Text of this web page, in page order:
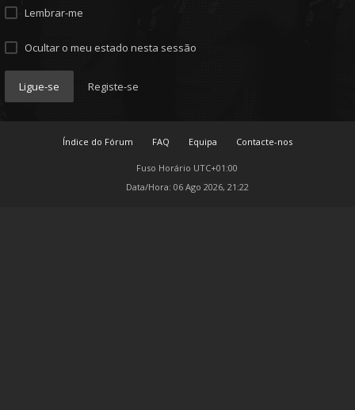
Lembrar-me
Ocultar o meu estado nesta sessão
Ligue-se Registe-se
Índice do Fórum FAQ Equipa Contacte-nos
Fuso Horário UTC+01:00
Data/Hora: 06 Ago 2026, 21:22